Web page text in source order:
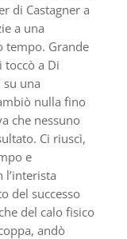
di Castagner a
a una
tempo. Grande
toccò a Di
su una
nulla fino
che nessuno
Ci riuscì,
e
l’interista
del successo
del calo fisico
andò